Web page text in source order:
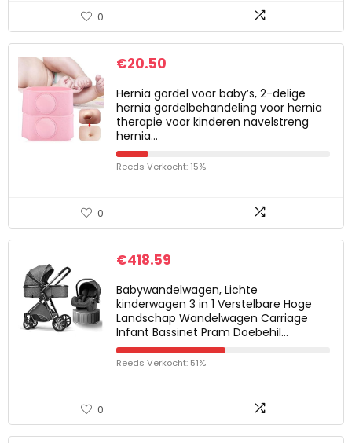
0
€20.50
Hernia gordel voor baby’s, 2-delige
hernia gordelbehandeling voor hernia
therapie voor kinderen navelstreng
hernia…
Reeds Verkocht: 15%
0
€418.59
Babywandelwagen, Lichte
kinderwagen 3 in 1 Verstelbare Hoge
Landschap Wandelwagen Carriage
Infant Bassinet Pram Doebehil…
Reeds Verkocht: 51%
0